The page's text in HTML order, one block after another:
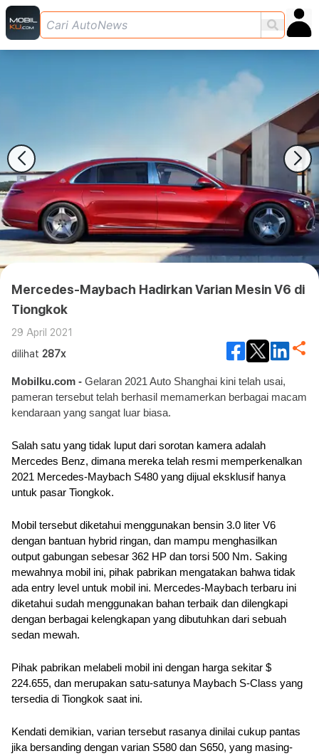
Mercedes-Maybach Hadirkan Varian Mesin V6 di
Tiongkok
29 April 2021
dilihat 287x
Mobilku.com - Gelaran 2021 Auto Shanghai kini telah usai,
pameran tersebut telah berhasil memamerkan berbagai macam
kendaraan yang sangat luar biasa.
Salah satu yang tidak luput dari sorotan kamera adalah
Mercedes Benz, dimana mereka telah resmi memperkenalkan
2021 Mercedes-Maybach S480 yang dijual eksklusif hanya
untuk pasar Tiongkok.
Mobil tersebut diketahui menggunakan bensin 3.0 liter V6
dengan bantuan hybrid ringan, dan mampu menghasilkan
output gabungan sebesar 362 HP dan torsi 500 Nm. Saking
mewahnya mobil ini, pihak pabrikan mengatakan bahwa tidak
ada entry level untuk mobil ini. Mercedes-Maybach terbaru ini
diketahui sudah menggunakan bahan terbaik dan dilengkapi
dengan berbagai kelengkapan yang dibutuhkan dari sebuah
sedan mewah.
Pihak pabrikan melabeli mobil ini dengan harga sekitar $
224.655, dan merupakan satu-satunya Maybach S-Class yang
tersedia di Tiongkok saat ini.
Kendati demikian, varian tersebut rasanya dinilai cukup pantas
jika bersanding dengan varian S580 dan S650, yang masing-